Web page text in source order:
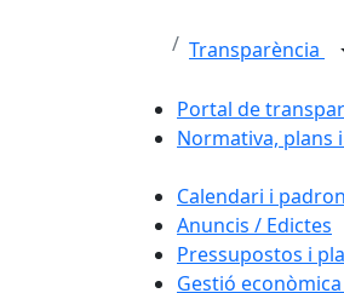
Transparència
Portal de
Normativa, plans
Calendari i
Anuncis / Edictes
Pressupostos i
Gestió econòmica